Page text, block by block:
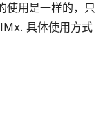
使用是一样的，只
具体使用方式